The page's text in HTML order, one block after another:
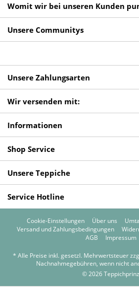
Womit wir bei unseren Kunden
Unsere Communitys
Unsere Zahlungsarten
Wir versenden mit:
Informationen
Shop Service
Unsere Teppiche
Service Hotline
Cookie-Einstellungen Über uns
Versand und Zahlungsbedingungen
AGB
Impressum
* Alle Preise inkl. gesetzl. Mehrwertsteuer
Nachnahmegebühren, wenn nicht
© 2026 Teppichprinz